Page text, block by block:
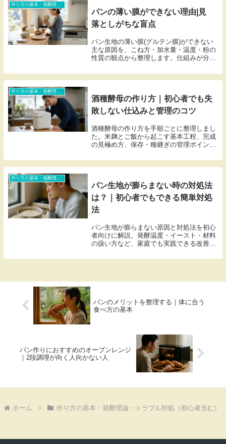
作り方の基本・発酵理論・トラブル対処（初心者含む）
パンの薄い膜ができない理由|見
落としがちな盲点
パン生地の薄い膜(グルテン膜)ができない
主な原因を、こね方・加水量・温度・粉の
性質の観点から整理します。仕組みが分か
ります。
作り方の基本・発酵理論・トラブル対処（初心者含む）
酒種酵母の作り方｜初心者でも失
敗しない仕込みと管理のコツ
酒種酵母の作り方を手順ごとに整理しまし
た。米麹とご飯から起こす基本工程、完成
の見極め方、保存・種継ぎの管理ポイント
作り方の基本・発酵理論・トラブル対処（初心者含む）
パン生地が膨らまない時の対処法
は？｜初心者でもできる簡単対処
法
パン生地が膨らまない原因と対処法を初心
者向けに解説。発酵温度・イースト・材料
の扱い方など、家庭でも実践できる改善ポ
パンのメリットを整理する｜体に合う
食べ方の基本
パン作りにおすすめのオーブンレンジ
｜2段調理が向く人向かない人
ホーム 作り方の基本・発酵理論・トラブル対処（初心者含む）